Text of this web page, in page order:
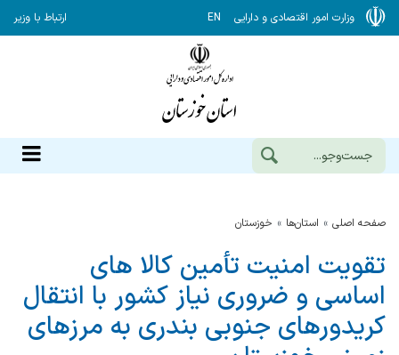
وزارت امور اقتصادی و دارایی EN ارتباط با وزیر
صفحه اصلی استان‌ها خوزستان
تقویت امنیت تأمین کالا های
اساسی و ضروری نیاز کشور با انتقال
کریدورهای جنوبی بندری به مرزهای